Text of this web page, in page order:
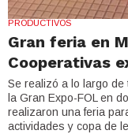
PRODUCTIVOS
Gran feria en
Cooperativas
Se realizó a lo largo
la Gran Expo-FOL en
realizaron una feria
actividades y copa de